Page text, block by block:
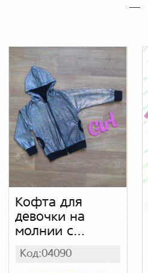
Кофта для
девочки на
молнии с
капюшоном,
люрекс
Код:04090